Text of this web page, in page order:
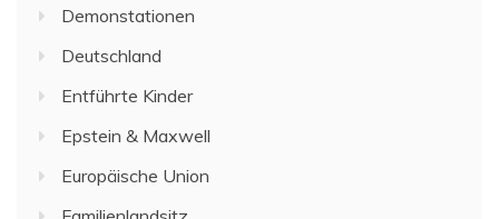
Demonstationen
Deutschland
Entführte Kinder
Epstein & Maxwell
Europäische Union